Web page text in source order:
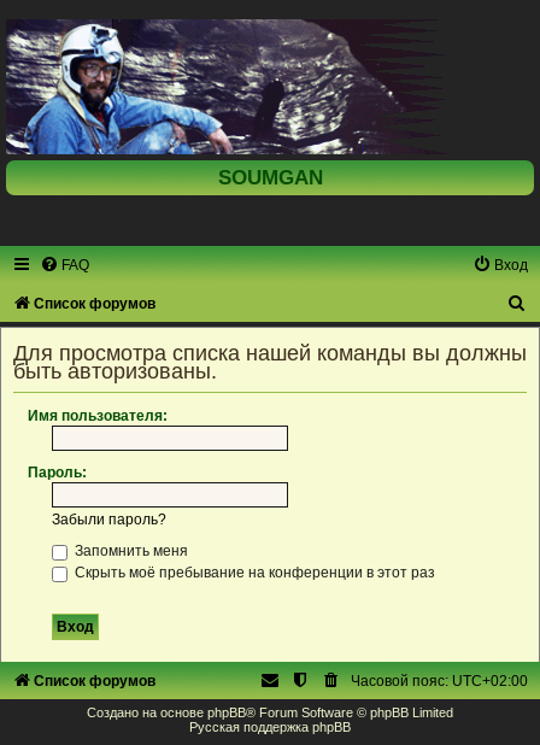
SOUMGAN
FAQ Вход
Список форумов
Для просмотра списка нашей команды вы должны
быть авторизованы.
Имя пользователя:
Пароль:
Забыли пароль?
Запомнить меня
Скрыть моё пребывание на конференции в этот раз
Список форумов Часовой пояс:UTC+02:00
Создано на основе phpBB® Forum Software © phpBB Limited
Русская поддержка phpBB